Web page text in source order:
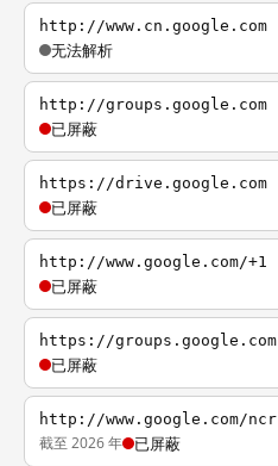
http://www.cn.google.com
无法解析
http://groups.google.com
已屏蔽
https://drive.google.com
已屏蔽
http://www.google.com/+1
已屏蔽
https://groups.google.com
已屏蔽
http://www.google.com/ncr
截至 2026 年 已屏蔽